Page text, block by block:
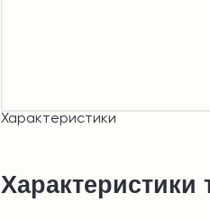
Характеристики
Характеристики